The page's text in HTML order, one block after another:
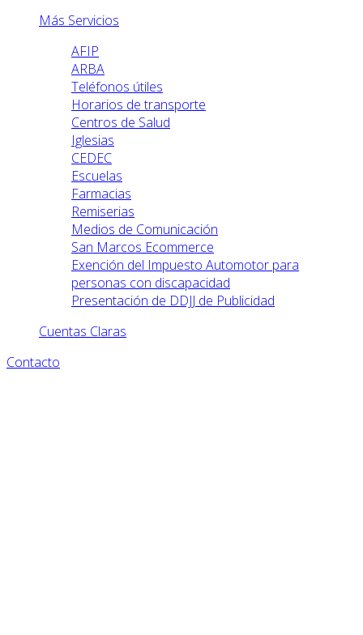
Más Servicios
AFIP
ARBA
Teléfonos útiles
Horarios de transporte
Centros de Salud
Iglesias
CEDEC
Escuelas
Farmacias
Remiserias
Medios de Comunicación
San Marcos Ecommerce
Exención del Impuesto Automotor para
personas con discapacidad
Presentación de DDJJ de Publicidad
Cuentas Claras
Contacto